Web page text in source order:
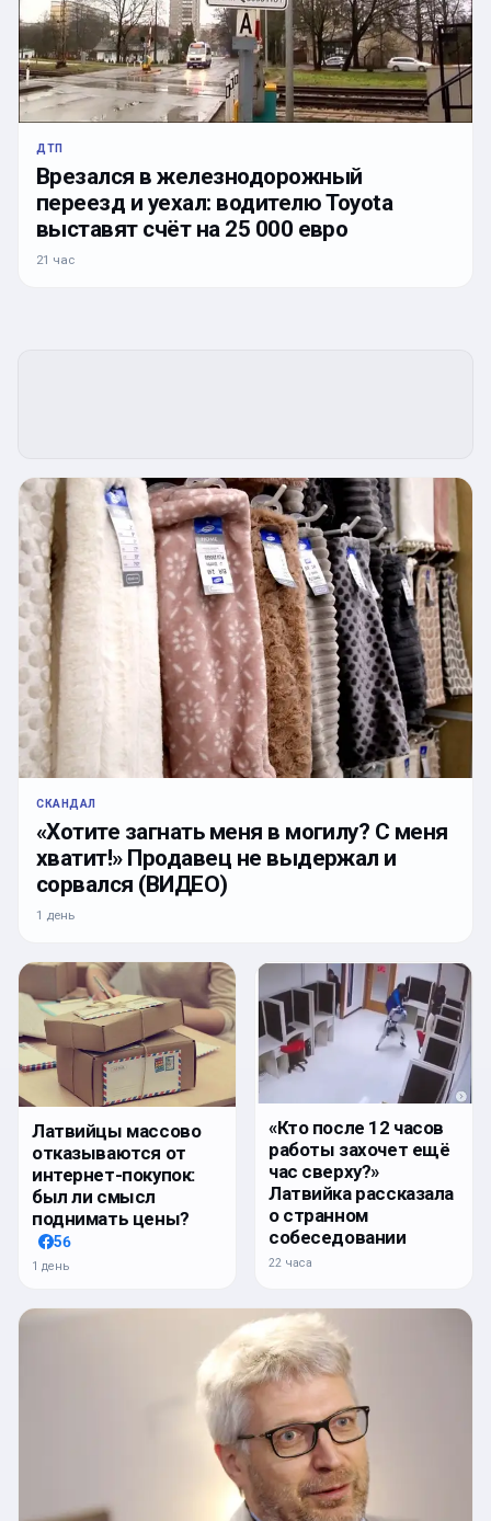
ДТП
Врезался в железнодорожный
переезд и уехал: водителю Toyota
выставят счёт на 25 000 евро
21 час
СКАНДАЛ
«Хотите загнать меня в могилу? С меня
хватит!» Продавец не выдержал и
сорвался (ВИДЕО)
1 день
Латвийцы массово
отказываются от
интернет-покупок:
был ли смысл
поднимать цены?
56
1 день
«Кто после 12 часов
работы захочет ещё
час сверху?»
Латвийка рассказала
о странном
собеседовании
22 часа